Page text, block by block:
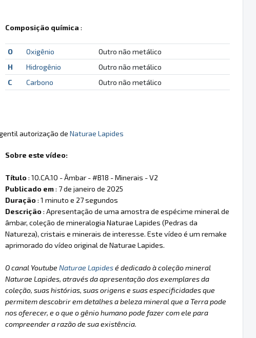
Composição química :
O Oxigênio
Outro não metálico
H
Hidrogênio
Outro não metálico
C
Carbono Outro não metálico
autorização de Naturae Lapides
Sobre este vídeo:
Título: 10.CA.10 - Âmbar - #B18 - Minerais - V2
Publicado em: 7 de janeiro de 2025
Duração: 1 minuto e 27 segundos
Descrição: Apresentação de uma amostra de espécime mineral de
âmbar, coleção de mineralogia Naturae Lapides (Pedras da
Natureza), cristais e minerais de interesse. Este vídeo é um remake
aprimorado do vídeo original de Naturae Lapides.
O canal Youtube Naturae Lapidesé dedicado à coleção mineral
Naturae Lapides, através da apresentação dos exemplares da
coleção, suas histórias, suas origens e suas especificidades que
permitem descobrir em detalhes a beleza mineral que a Terra pode
nos oferecer, e o que o gênio humano pode fazer com ele para
compreender a razão de sua existência.